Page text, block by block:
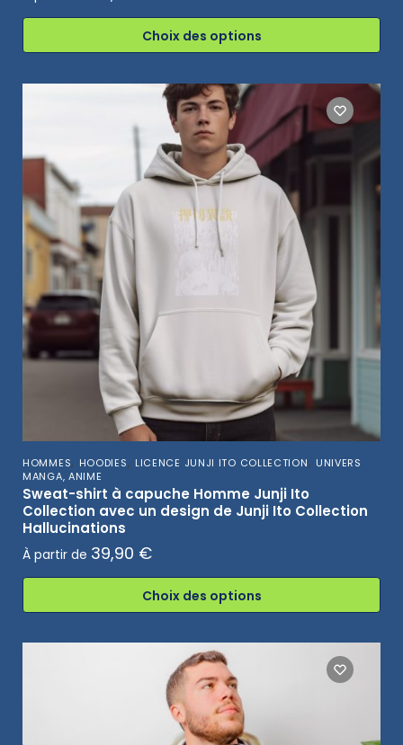
Choix des options
HOMMES, HOODIES, LICENCE JUNJI ITO COLLECTION, UNIVERS
MANGA, ANIME
Sweat-shirt à capuche Homme Junji Ito
Collection avec un design de Junji Ito Collection
Hallucinations
À partir de 39,90 €
Choix des options